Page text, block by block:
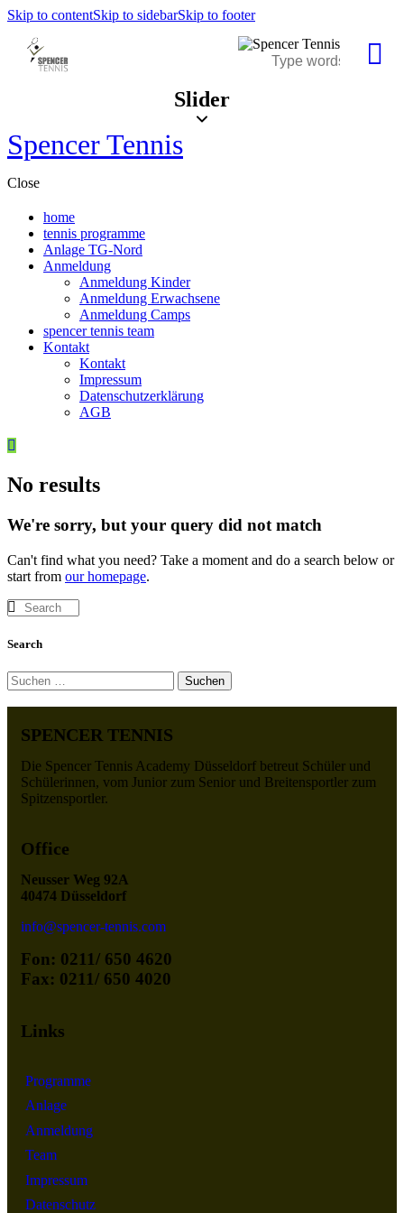
Skip to contentSkip to sidebarSkip to footer
Slider
Spencer Tennis
Close
home
tennis programme
Anlage TG-Nord
Anmeldung
Anmeldung Kinder
Anmeldung Erwachsene
Anmeldung Camps
spencer tennis team
Kontakt
Kontakt
Impressum
Datenschutzerklärung
AGB
No results
We're sorry, but your query did not match
Can't find what you need? Take a moment and do a search below or
start from our homepage.
Search
SPENCER TENNIS
Die Spencer Tennis Academy Düsseldorf betreut Schüler und
Schülerinnen, vom Junior zum Senior und Breitensportler zum
Spitzensportler.
Office
Neusser Weg 92A
40474 Düsseldorf
info@spencer-tennis.com
Fon: 0211/ 650 4620
Fax: 0211/ 650 4020
Links
Programme
Anlage
Anmeldung
Team
Impressum
Datenschutz